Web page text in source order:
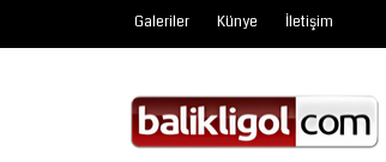
Galeriler Künye İletişim